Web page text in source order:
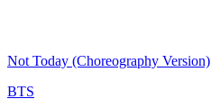
Not Today (Choreography Version)
BTS